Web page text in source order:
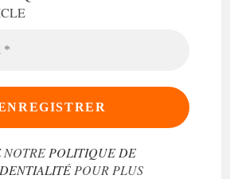
NOTRE POLITIQUE DE
POUR PLUS